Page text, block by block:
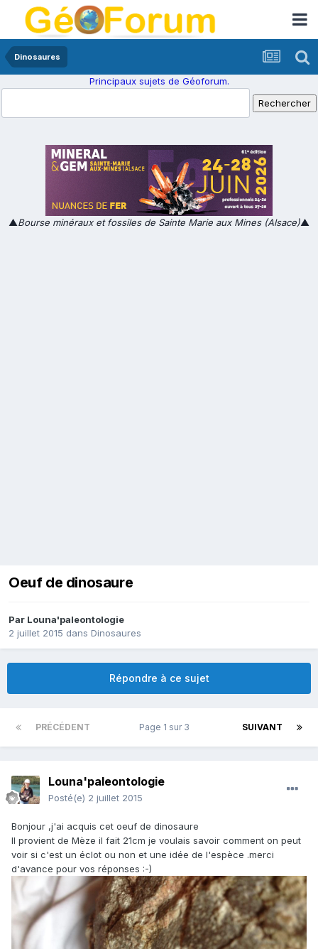
Dinosaures
Principaux sujets de Géoforum.
▲Bourse minéraux et fossiles de Sainte Marie aux Mines (Alsace)▲
Oeuf de dinosaure
Par Louna'paleontologie
2 juillet 2015 dans Dinosaures
Répondre à ce sujet
PRÉCÉDENT SUIVANT
Page 1 sur 3
Louna'paleontologie
Posté(e) 2 juillet 2015
Bonjour ,j'ai acquis cet oeuf de dinosaure
Il provient de Mèze il fait 21cm je voulais savoir comment on peut
voir si c'est un éclot ou non et une idée de l'espèce .merci
d'avance pour vos réponses :-)